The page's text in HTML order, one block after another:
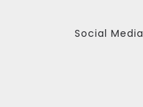
Social Media